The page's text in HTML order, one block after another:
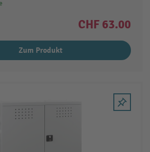
CHF 63.00
Zum Produkt